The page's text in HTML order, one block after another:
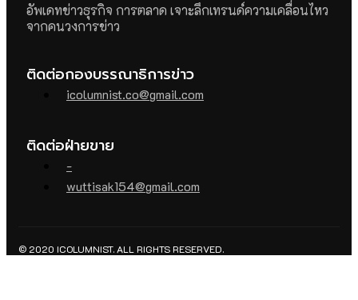
อัพเดทข่าวธุรกิจ การตลาด เจาะลึกเทรนด์ความเคลื่อนไหว
จากคนวงการข่าว
ติดต่อกองบรรณาธิการข่าว
icolumnist.co@gmail.com
ติดต่อฝ่ายขาย
-
wuttisak154@gmail.com
© 2020 ICOLUMNIST. ALL RIGHTS RESERVED.